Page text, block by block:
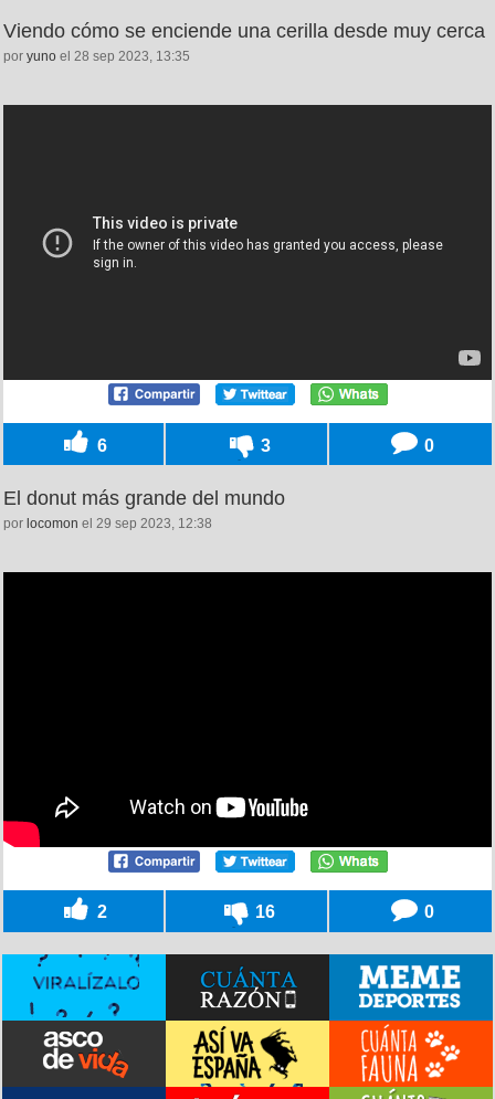
Viendo cómo se enciende una cerilla desde muy cerca
por yuno el 28 sep 2023, 13:35
6 3 0
El donut más grande del mundo
por locomon el 29 sep 2023, 12:38
2 16 0